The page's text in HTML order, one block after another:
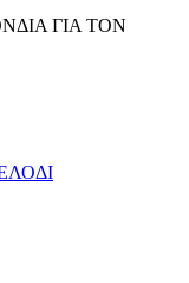
ΓΙΑ ΤΟΝ